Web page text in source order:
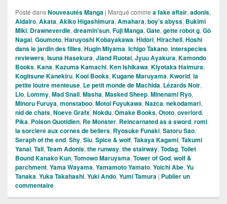
Posté dansNouveautés Manga | Marqué comme a fake affair, adonis,
Aidalro, Akata, Akiko Higashimura, Amahara, boy's abyss, Bukimi
Miki, Drawneverdie, dreamin'sun, Fuji Manga, Gate, gette robot g, Gô
Nagai, Goumoto, Haruyoshi Kobayakawa, Hidori, Hirachell, Hoshi
dans le jardin des filles, Hugin Miyama, Ichigo Takano, interspecies
reviewers, Isuna Hasekura, Jiand Ruotai, Jyuu Ayakura, Kamondo
Books, Kana, Kazuma Kamachi, Ken Ishikawa, Kiyotaka Haimura,
Kogitsune Kanekiru, Kool Books, Kugane Maruyama, Kworld, la
petite loutre menteuse, Le petit monde de Machida, Lézards Noir,
Llo, Lommy, Mad Snail, Masha, Masked Sheep, Minenami Ryo,
Minoru Furuya, monstaboo, Motoi Fuyukawa, Nazca, nekodamari,
nid de chats, Noeve Grafx, Nokdu, Omake Books, Ototo, overlord,
Pika, Poison Quotidien, Re Monster, Reincarnated as a sword, romi
la sorciere aux cornes de beliers, Ryosuke Funaki, Satoru Sao,
Seraph of the end, Shy, Siu, Spice & wolf, Takaya Kagami, Takumi
Yanai, Tali, Team Adonis, the runway, the stairway, Todag, Toilet
Bound Kanako Kun, Tomowo Maruyama, Tower of God, wolf &
parchment, Yama Wayama, Yamamoto Yamato, Yoichi Abe, Yu
Tanaka, Yuka Takahashi, Yuki Ando, Yumi Tamura | Publier un
commentaire